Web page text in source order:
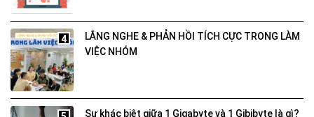
4
LẮNG NGHE & PHẢN HỒI TÍCH CỰC TRONG LÀM
VIỆC NHÓM
Sự khác biệt giữa 1 Gigabyte và 1 Gibibyte là gì?